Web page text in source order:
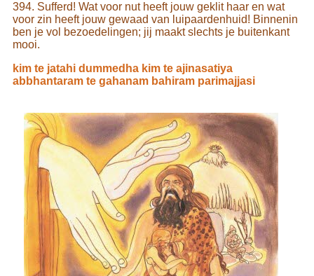
394. Sufferd! Wat voor nut heeft jouw geklit haar en wat
voor zin heeft jouw gewaad van luipaardenhuid! Binnenin
ben je vol bezoedelingen; jij maakt slechts je buitenkant
mooi.
kim te jatahi dummedha kim te ajinasatiya
abbhantaram te gahanam bahiram parimajjasi